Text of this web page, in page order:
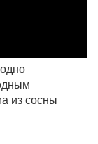
из сосны